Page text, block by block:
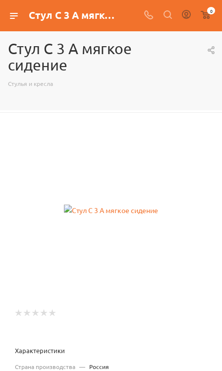
Стул С 3 А мягкое сидение 0
Стул С 3 А мягкое
сидение
Стулья и кресла
Характеристики
Страна производства — Россия